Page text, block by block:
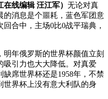
线编辑 汪江军） 无论对真
的消息是个噩耗，蓝色军团意
合中，主场0比0战平瑞典，
年俄罗斯的世界杯颜值立刻
吸引力也大大降低。对真爱
席世界杯还是1958年，不禁
世界杯上没有意大利队的身